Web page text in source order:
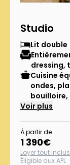
Studio
Lit double
dressing,
Cuisine
ondes,
bouilloire,
Voir plus
À partir de
1 390€
Loyer tout inclus
Éligible aux APL